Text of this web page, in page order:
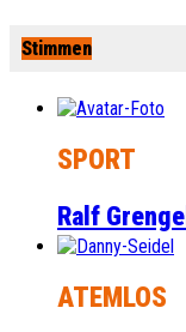
Stimmen
SPORT
Ralf Grengel
ATEMLOS